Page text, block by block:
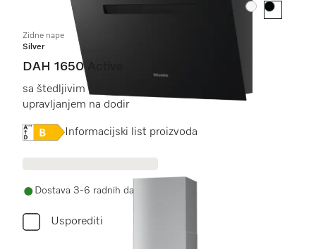
Boja:Boja:
Zidne nape
Silver
DAH 1650 Active
sa štedljivim LED osvjetljenjem i elegantnim
upravljanjem na dodir
Online Label Flag, Energetska naljepnica
Informacijski list proizvoda
Dostava 3-6 radnih dana
Usporediti